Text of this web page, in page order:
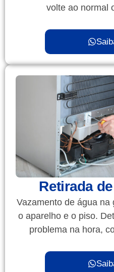
volte ao normal
Retirada
Vazamento de água
o aparelho e o piso.
problema na hora,